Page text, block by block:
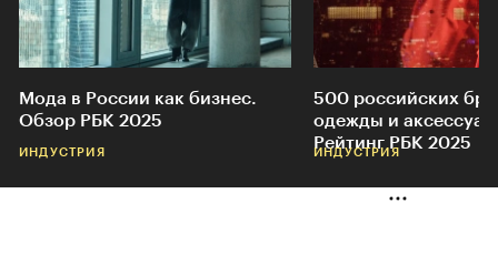
Мода в России как бизнес.
Обзор РБК 2025
ИНДУСТРИЯ
500 российских
одежды и
Рейтинг РБК 2025
ИНДУСТРИЯ